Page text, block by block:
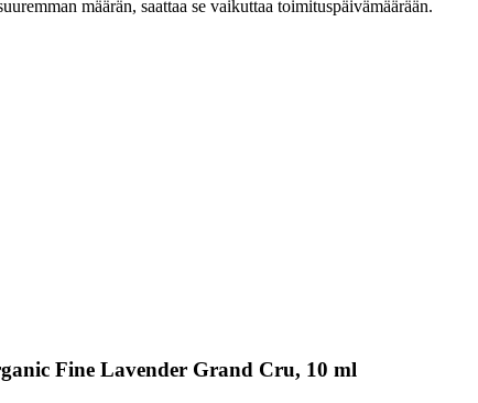
määrän, saattaa se vaikuttaa toimituspäivämäärään.
Fine Lavender Grand Cru, 10 ml